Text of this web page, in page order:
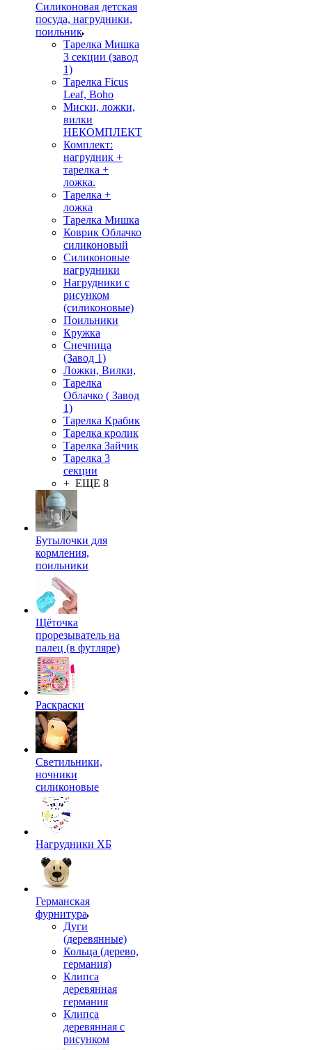
Силиконовая детская
посуда, нагрудники,
поильник
Тарелка Мишка
3 секции (завод
1)
Тарелка Ficus
Leaf, Boho
Миски, ложки,
вилки
НЕКОМПЛЕКТ
Комплект:
нагрудник +
тарелка +
ложка.
Тарелка +
ложка
Тарелка Мишка
Коврик Облачко
силиконовый
Силиконовые
нагрудники
Нагрудники с
рисунком
(силиконовые)
Поильники
Кружка
Снечница
(Завод 1)
Ложки, Вилки,
Тарелка
Облачко ( Завод
1)
Тарелка Крабик
Тарелка кролик
Тарелка Зайчик
Тарелка 3
секции
+ ЕЩЕ 8
Бутылочки для
кормления,
поильники
Щёточка
прорезыватель на
палец (в футляре)
Раскраски
Светильники,
ночники
силиконовые
Нагрудники ХБ
Германская
фурнитура
Дуги
(деревянные)
Кольца (дерево,
германия)
Клипса
деревянная
германия
Клипса
деревянная с
рисунком